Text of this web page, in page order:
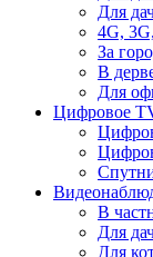
Для
4G,
За
В
Для
Цифровое
В
Для
Для